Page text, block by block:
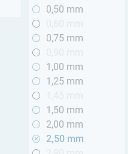
0,50 mm
0,75 mm
1,00 mm
1,25 mm
1,50 mm
2,00 mm
2,50 mm